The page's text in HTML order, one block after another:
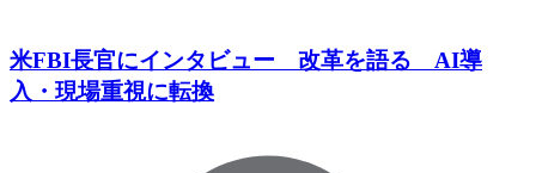
米FBI長官にインタビュー 改革を語る AI導
入・現場重視に転換